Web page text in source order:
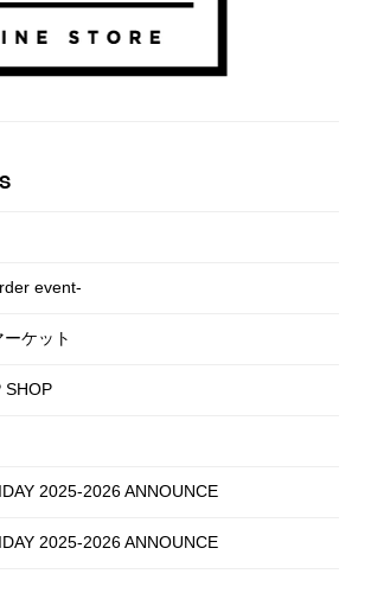
event-
ケット
SHOP
2025-2026 ANNOUNCE
2025-2026 ANNOUNCE